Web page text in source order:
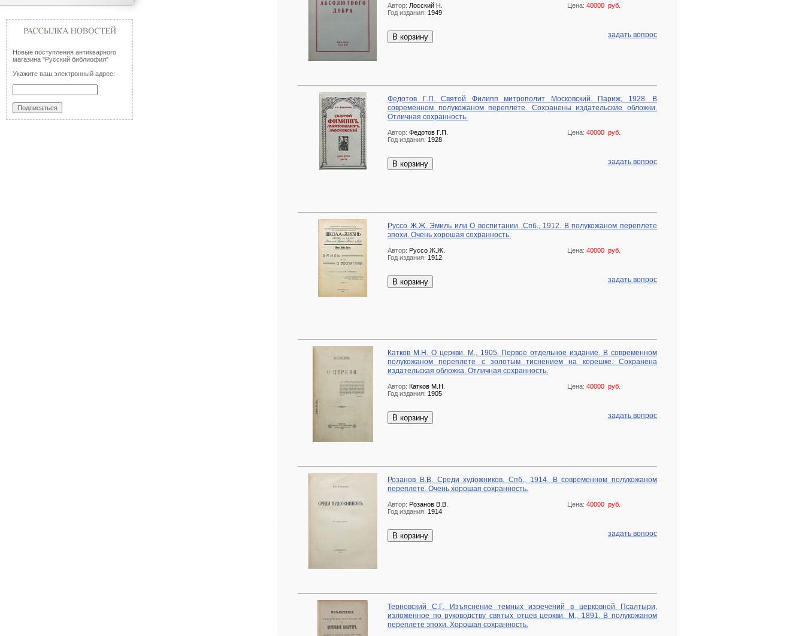
Новые поступления антикварного
магазина "Русский библиофил"
Укажите ваш электронный адрес:
Цена: 40000 руб.
Автор: Лосский Н.
Год издания: 1949
В корзину задать вопрос
Федотов Г.П. Святой Филипп митрополит Московский. Париж, 1928. В
современном полукожаном переплете. Сохранены издательские обложки.
Отличная сохранность.
Цена: 40000 руб.
Автор: Федотов Г.П.
Год издания: 1928
В корзину задать вопрос
Руссо Ж.Ж. Эмиль или О воспитании. Спб., 1912. В полукожаном переплете
эпохи. Очень хорошая сохранность.
Цена: 40000 руб.
Автор: Руссо Ж.Ж.
Год издания: 1912
В корзину задать вопрос
Катков М.Н. О церкви. М., 1905. Первое отдельное издание. В современном
полукожаном переплете с золотым тиснением на корешке. Сохранена
издательская обложка. Отличная сохранность.
Цена: 40000 руб.
Автор: Катков М.Н.
Год издания: 1905
В корзину задать вопрос
Розанов В.В. Среди художников. Спб., 1914. В современном полукожаном
переплете. Очень хорошая сохранность.
Цена: 40000 руб.
Автор: Розанов В.В.
Год издания: 1914
В корзину задать вопрос
Терновский С.Г. Изъяснение темных изречений в церковной Псалтыри,
изложенное по руководству святых отцев церкви. М., 1891. В полукожаном
переплете эпохи. Хорошая сохранность.